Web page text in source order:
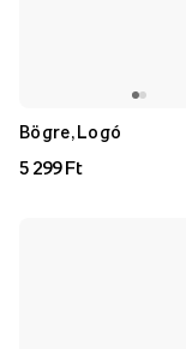
Bögre, Logó
5 299 Ft